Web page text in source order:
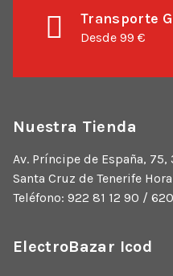
Transporte
Desde 99 €
Nuestra Tienda
Av. Príncipe de España,
Santa Cruz de Tenerife
Teléfono: 922 81 12 90 /
ElectroBazar Icod